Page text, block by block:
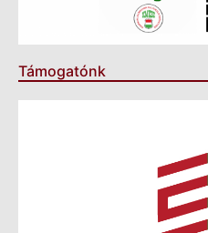
Támogatónk